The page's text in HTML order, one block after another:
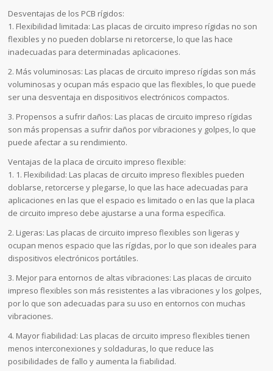
Desventajas de los PCB rígidos:
1. Flexibilidad limitada: Las placas de circuito impreso rígidas no son
flexibles y no pueden doblarse ni retorcerse, lo que las hace
inadecuadas para determinadas aplicaciones.
2. Más voluminosas: Las placas de circuito impreso rígidas son más
voluminosas y ocupan más espacio que las flexibles, lo que puede
ser una desventaja en dispositivos electrónicos compactos.
3. Propensos a sufrir daños: Las placas de circuito impreso rígidas
son más propensas a sufrir daños por vibraciones y golpes, lo que
puede afectar a su rendimiento.
Ventajas de la placa de circuito impreso flexible:
1. 1. Flexibilidad: Las placas de circuito impreso flexibles pueden
doblarse, retorcerse y plegarse, lo que las hace adecuadas para
aplicaciones en las que el espacio es limitado o en las que la placa
de circuito impreso debe ajustarse a una forma específica.
2. Ligeras: Las placas de circuito impreso flexibles son ligeras y
ocupan menos espacio que las rígidas, por lo que son ideales para
dispositivos electrónicos portátiles.
3. Mejor para entornos de altas vibraciones: Las placas de circuito
impreso flexibles son más resistentes a las vibraciones y los golpes,
por lo que son adecuadas para su uso en entornos con muchas
vibraciones.
4. Mayor fiabilidad: Las placas de circuito impreso flexibles tienen
menos interconexiones y soldaduras, lo que reduce las
posibilidades de fallo y aumenta la fiabilidad.